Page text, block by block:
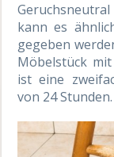
kann es
gegeben
Möbelstück
ist eine
von 24 Stunden.